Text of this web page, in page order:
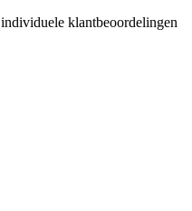
individuele klantbeoordelingen